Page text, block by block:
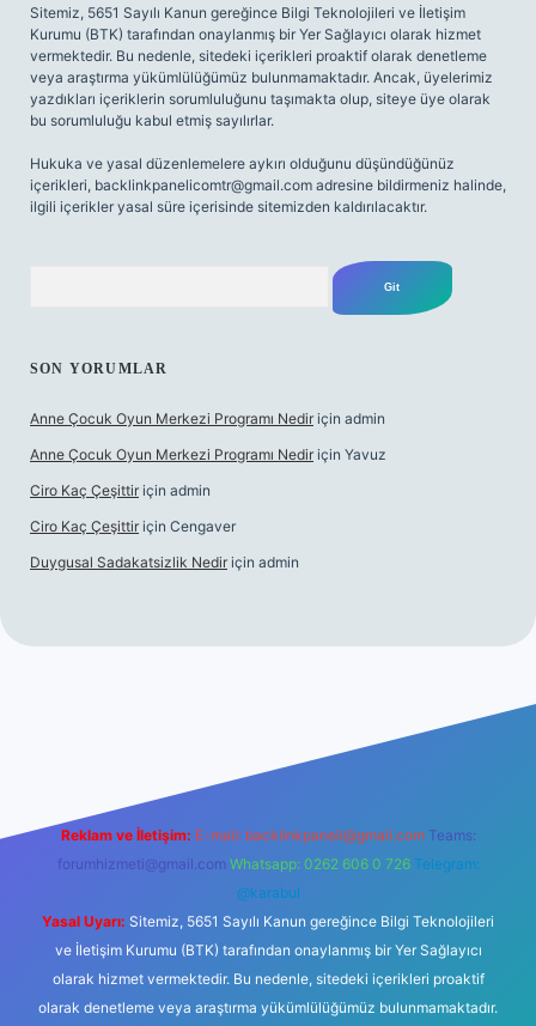
Sitemiz, 5651 Sayılı Kanun gereğince Bilgi Teknolojileri ve İletişim
Kurumu (BTK) tarafından onaylanmış bir Yer Sağlayıcı olarak hizmet
vermektedir. Bu nedenle, sitedeki içerikleri proaktif olarak denetleme
veya araştırma yükümlülüğümüz bulunmamaktadır. Ancak, üyelerimiz
yazdıkları içeriklerin sorumluluğunu taşımakta olup, siteye üye olarak
bu sorumluluğu kabul etmiş sayılırlar.
Hukuka ve yasal düzenlemelere aykırı olduğunu düşündüğünüz
içerikleri, backlinkpanelicomtr@gmail.com adresine bildirmeniz halinde,
ilgili içerikler yasal süre içerisinde sitemizden kaldırılacaktır.
SON YORUMLAR
Anne Çocuk Oyun Merkezi Programı Nedir için admin
Anne Çocuk Oyun Merkezi Programı Nedir için Yavuz
Ciro Kaç Çeşittir için admin
Ciro Kaç Çeşittir için Cengaver
Duygusal Sadakatsizlik Nedir için admin
Reklam ve İletişim: E-mail: backlinkpaneli@gmail.com Teams:
forumhizmeti@gmail.com Whatsapp: 0262 606 0 726 Telegram:
@karabul
Yasal Uyarı: Sitemiz, 5651 Sayılı Kanun gereğince Bilgi Teknolojileri
ve İletişim Kurumu (BTK) tarafından onaylanmış bir Yer Sağlayıcı
olarak hizmet vermektedir. Bu nedenle, sitedeki içerikleri proaktif
olarak denetleme veya araştırma yükümlülüğümüz bulunmamaktadır.